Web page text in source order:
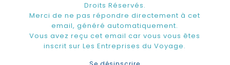
Droits Réservés.
Merci de ne pas répondre directement à cet
email, généré automatiquement.
Vous avez reçu cet email car vous vous êtes
inscrit sur Les Entreprises du Voyage.